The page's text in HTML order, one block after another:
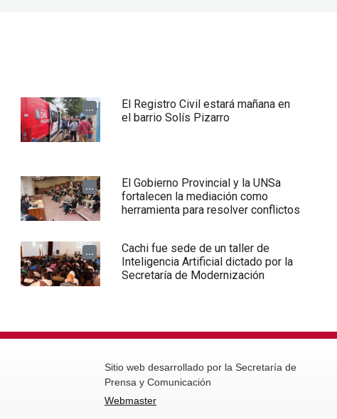
...
El Registro Civil estará mañana en
el barrio Solís Pizarro
...
El Gobierno Provincial y la UNSa
fortalecen la mediación como
herramienta para resolver conflictos
...
Cachi fue sede de un taller de
Inteligencia Artificial dictado por la
Secretaría de Modernización
Sitio web desarrollado por la Secretaría de
Prensa y Comunicación
Webmaster